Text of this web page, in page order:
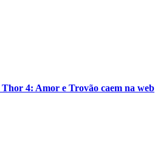
4: Amor e Trovão caem na web